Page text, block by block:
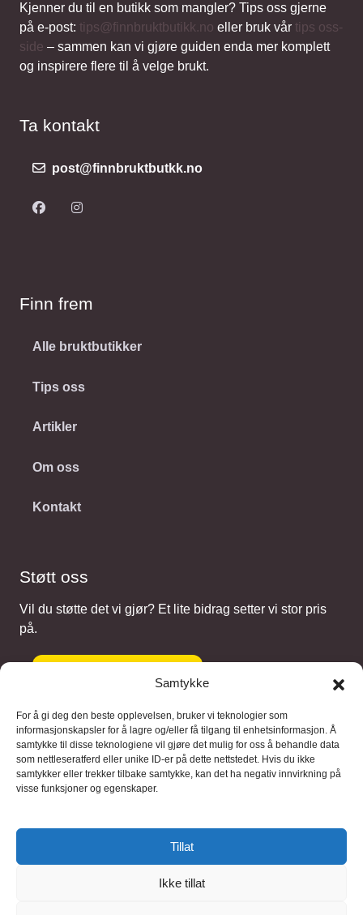
Samtykke
For å gi deg den beste opplevelsen, bruker vi teknologier som
informasjonskapsler for å lagre og/eller få tilgang til enhetsinformasjon. Å
samtykke til disse teknologiene vil gjøre det mulig for oss å behandle data
som nettleseratferd eller unike ID-er på dette nettstedet. Hvis du ikke
samtykker eller trekker tilbake samtykke, kan det ha negativ innvirkning på
visse funksjoner og egenskaper.
Tillat
Ikke tillat
Kjenner du til en butikk som mangler? Tips oss gjerne
på e-post: tips@finnbruktbutikk.no eller bruk vår tips oss-
side – sammen kan vi gjøre guiden enda mer komplett
og inspirere flere til å velge brukt.
Ta kontakt
post@finnbruktbutkk.no
Finn frem
Alle bruktbutikker
Tips oss
Artikler
Om oss
Kontakt
Støtt oss
Vil du støtte det vi gjør? Et lite bidrag setter vi stor pris
på.
Gi et bidrag
Samarbeidspartnere
Blaaregn – digitale tjenester